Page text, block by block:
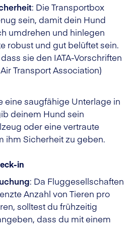
: Die Transportbox
sein, damit dein Hund
umdrehen und hinlegen
robust und gut belüftet sein.
sie den IATA-Vorschriften
Transport Association)
eine saugfähige Unterlage in
deinem Hund sein
oder eine vertraute
ihm Sicherheit zu geben.
in
: Da Fluggesellschaften
Anzahl von Tieren pro
solltest du frühzeitig
dass du mit einem